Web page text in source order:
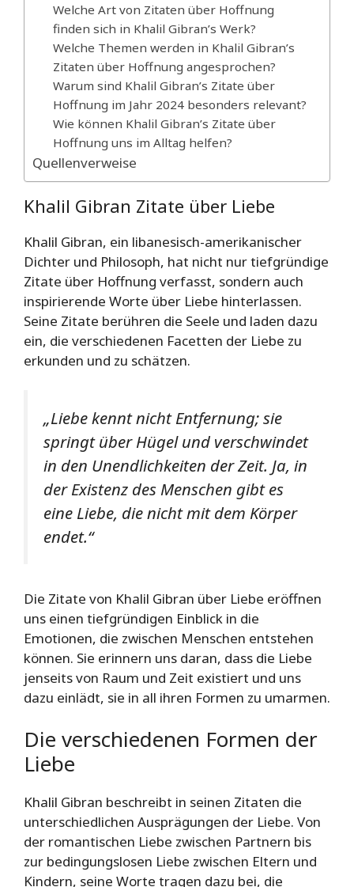
Welche Art von Zitaten über Hoffnung
finden sich in Khalil Gibran’s Werk?
Welche Themen werden in Khalil Gibran’s
Zitaten über Hoffnung angesprochen?
Warum sind Khalil Gibran’s Zitate über
Hoffnung im Jahr 2024 besonders relevant?
Wie können Khalil Gibran’s Zitate über
Hoffnung uns im Alltag helfen?
Quellenverweise
Khalil Gibran Zitate über Liebe
Khalil Gibran, ein libanesisch-amerikanischer
Dichter und Philosoph, hat nicht nur tiefgründige
Zitate über Hoffnung verfasst, sondern auch
inspirierende Worte über Liebe hinterlassen.
Seine Zitate berühren die Seele und laden dazu
ein, die verschiedenen Facetten der Liebe zu
erkunden und zu schätzen.
„Liebe kennt nicht Entfernung; sie
springt über Hügel und verschwindet
in den Unendlichkeiten der Zeit. Ja, in
der Existenz des Menschen gibt es
eine Liebe, die nicht mit dem Körper
endet.“
Die Zitate von Khalil Gibran über Liebe eröffnen
uns einen tiefgründigen Einblick in die
Emotionen, die zwischen Menschen entstehen
können. Sie erinnern uns daran, dass die Liebe
jenseits von Raum und Zeit existiert und uns
dazu einlädt, sie in all ihren Formen zu umarmen.
Die verschiedenen Formen der
Liebe
Khalil Gibran beschreibt in seinen Zitaten die
unterschiedlichen Ausprägungen der Liebe. Von
der romantischen Liebe zwischen Partnern bis
zur bedingungslosen Liebe zwischen Eltern und
Kindern, seine Worte tragen dazu bei, die